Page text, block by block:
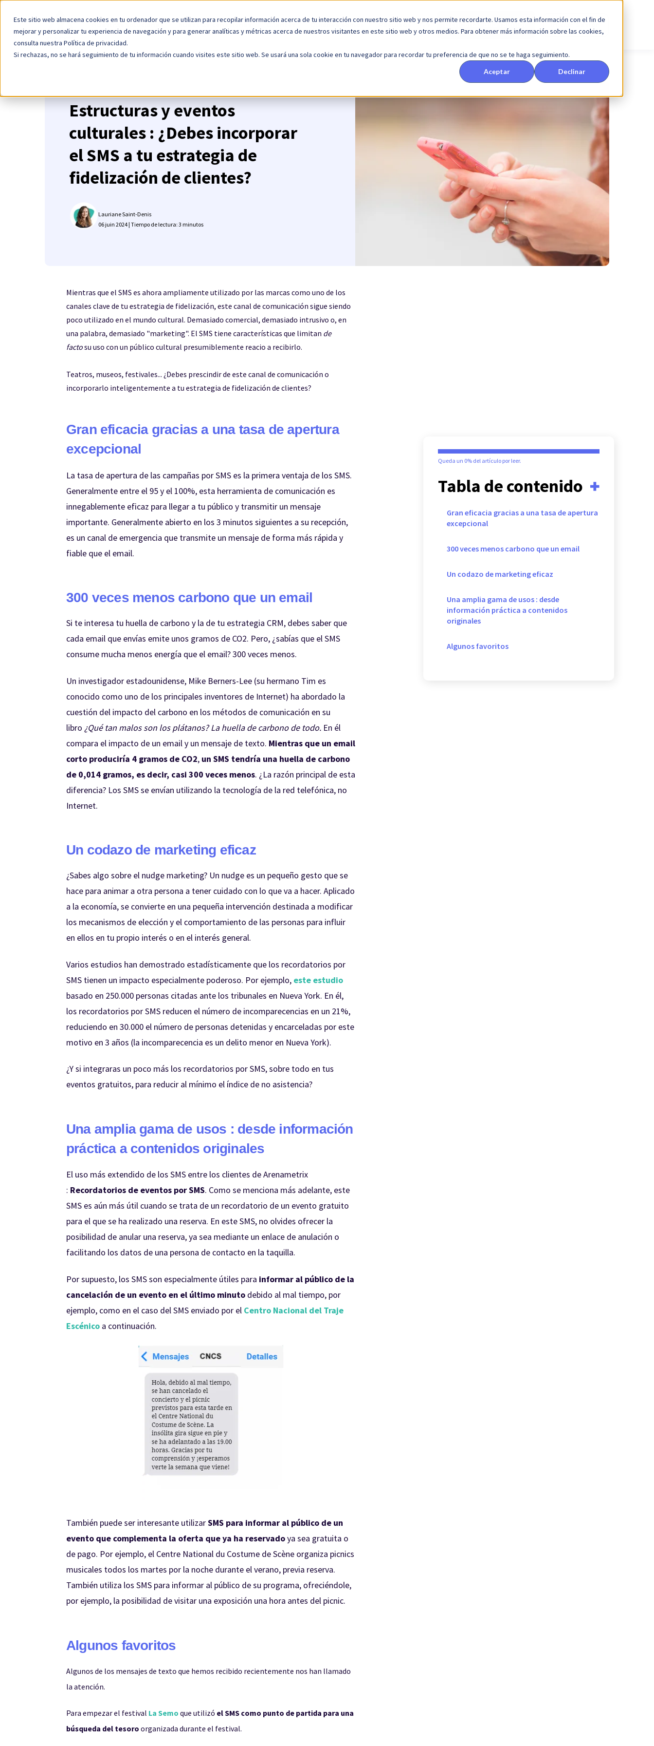
Este sitio web almacena cookies en tu ordenador que se utilizan para recopilar información acerca de tu interacción con nuestro sitio web y nos permite recordarte. Usamos esta información con el fin de
mejorar y personalizar tu experiencia de navegación y para generar analíticas y métricas acerca de nuestros visitantes en este sitio web y otros medios. Para obtener más información sobre las cookies,
consulta nuestra Política de privacidad.
Si rechazas, no se hará seguimiento de tu información cuando visites este sitio web. Se usará una sola cookie en tu navegador para recordar tu preferencia de que no se te haga seguimiento.
Aceptar Declinar
Nuestras soluciones Nuestras conexiones Concertar una reunión Iniciar Sesión
Estructuras y eventos
culturales : ¿Debes incorporar
el SMS a tu estrategia de
fidelización de clientes?
Lauriane Saint-Denis
06 juin 2024 | Tiempo de lectura: 3 minutos
Mientras que el SMS es ahora ampliamente utilizado por las marcas como uno de los
canales clave de tu estrategia de fidelización, este canal de comunicación sigue siendo
poco utilizado en el mundo cultural. Demasiado comercial, demasiado intrusivo o, en
una palabra, demasiado "marketing". El SMS tiene características que limitan de
factosu uso con un público cultural presumiblemente reacio a recibirlo.
Teatros, museos, festivales... ¿Debes prescindir de este canal de comunicación o
incorporarlo inteligentemente a tu estrategia de fidelización de clientes?
Gran eficacia gracias a una tasa de apertura
excepcional
La tasa de apertura de las campañas por SMS es la primera ventaja de los SMS.
Generalmente entre el 95 y el 100%, esta herramienta de comunicación es
innegablemente eficaz para llegar a tu público y transmitir un mensaje
importante. Generalmente abierto en los 3 minutos siguientes a su recepción,
es un canal de emergencia que transmite un mensaje de forma más rápida y
fiable que el email.
300 veces menos carbono que un email
Si te interesa tu huella de carbono y la de tu estrategia CRM, debes saber que
cada email que envías emite unos gramos de CO2. Pero, ¿sabías que el SMS
consume mucha menos energía que el email? 300 veces menos.
Un investigador estadounidense, Mike Berners-Lee (su hermano Tim es
conocido como uno de los principales inventores de Internet) ha abordado la
cuestión del impacto del carbono en los métodos de comunicación en su
libro ¿Qué tan malos son los plátanos? La huella de carbono de todo. En él
compara el impacto de un email y un mensaje de texto. Mientras que un email
corto produciría 4 gramos de CO2, un SMS tendría una huella de carbono
de 0,014 gramos, es decir, casi 300 veces menos. ¿La razón principal de esta
diferencia? Los SMS se envían utilizando la tecnología de la red telefónica, no
Internet.
Un codazo de marketing eficaz
¿Sabes algo sobre el nudge marketing? Un nudge es un pequeño gesto que se
hace para animar a otra persona a tener cuidado con lo que va a hacer. Aplicado
a la economía, se convierte en una pequeña intervención destinada a modificar
los mecanismos de elección y el comportamiento de las personas para influir
en ellos en tu propio interés o en el interés general.
Varios estudios han demostrado estadísticamente que los recordatorios por
SMS tienen un impacto especialmente poderoso. Por ejemplo, este estudio
basado en 250.000 personas citadas ante los tribunales en Nueva York. En él,
los recordatorios por SMS reducen el número de incomparecencias en un 21%,
reduciendo en 30.000 el número de personas detenidas y encarceladas por este
motivo en 3 años (la incomparecencia es un delito menor en Nueva York).
¿Y si integraras un poco más los recordatorios por SMS, sobre todo en tus
eventos gratuitos, para reducir al mínimo el índice de no asistencia?
Una amplia gama de usos : desde información
práctica a contenidos originales
El uso más extendido de los SMS entre los clientes de Arenametrix
: Recordatorios de eventos por SMS. Como se menciona más adelante, este
SMS es aún más útil cuando se trata de un recordatorio de un evento gratuito
para el que se ha realizado una reserva. En este SMS, no olvides ofrecer la
posibilidad de anular una reserva, ya sea mediante un enlace de anulación o
facilitando los datos de una persona de contacto en la taquilla.
Por supuesto, los SMS son especialmente útiles para informar al público de la
cancelación de un evento en el último minuto debido al mal tiempo, por
ejemplo, como en el caso del SMS enviado por el Centro Nacional del Traje
Escénico a continuación.
También puede ser interesante utilizarSMS para informar al público de un
evento que complementa la oferta que ya ha reservadoya sea gratuita o
de pago. Por ejemplo, el Centre National du Costume de Scène organiza picnics
musicales todos los martes por la noche durante el verano, previa reserva.
También utiliza los SMS para informar al público de su programa, ofreciéndole,
por ejemplo, la posibilidad de visitar una exposición una hora antes del picnic.
Algunos favoritos
Algunos de los mensajes de texto que hemos recibido recientemente nos han llamado
la atención.
Para empezar el festival La Semo que utilizó el SMS como punto de partida para una
búsqueda del tesoro organizada durante el festival.
Queda un 0% del artículo por leer.
Tabla de contenido
Gran eficacia gracias a una tasa de apertura
excepcional
300 veces menos carbono que un email
Un codazo de marketing eficaz
Una amplia gama de usos : desde
información práctica a contenidos
originales
Algunos favoritos